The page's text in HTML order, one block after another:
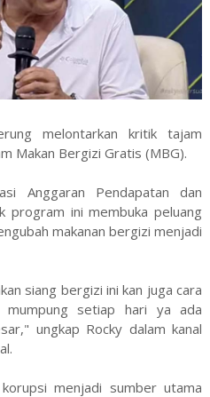
melontarkan kritik tajam
Makan Bergizi Gratis (MBG).
Anggaran Pendapatan dan
program ini membuka peluang
makanan bergizi menjadi
siang bergizi ini kan juga cara
mumpung setiap hari ya ada
ungkap Rocky dalam kanal
menjadi sumber utama